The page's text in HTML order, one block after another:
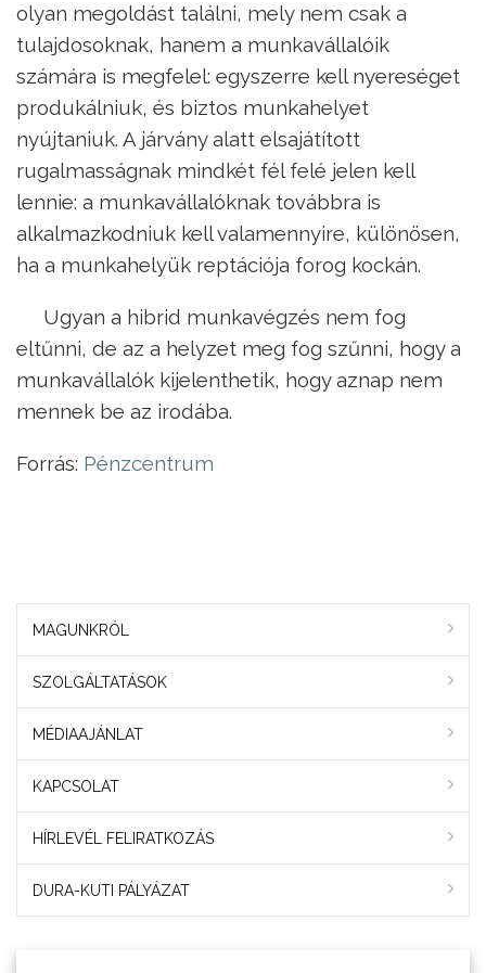
olyan megoldást találni, mely nem csak a
tulajdosoknak, hanem a munkavállalóik
számára is megfelel: egyszerre kell nyereséget
produkálniuk, és biztos munkahelyet
nyújtaniuk. A járvány alatt elsajátított
rugalmasságnak mindkét fél felé jelen kell
lennie: a munkavállalóknak továbbra is
alkalmazkodniuk kell valamennyire, különösen,
ha a munkahelyük reptációja forog kockán.
Ugyan a hibrid munkavégzés nem fog
eltűnni, de az a helyzet meg fog szűnni, hogy a
munkavállalók kijelenthetik, hogy aznap nem
mennek be az irodába.
Forrás: Pénzcentrum
MAGUNKRÓL
SZOLGÁLTATÁSOK
MÉDIAAJÁNLAT
KAPCSOLAT
HÍRLEVÉL FELIRATKOZÁS
DURA-KUTI PÁLYÁZAT